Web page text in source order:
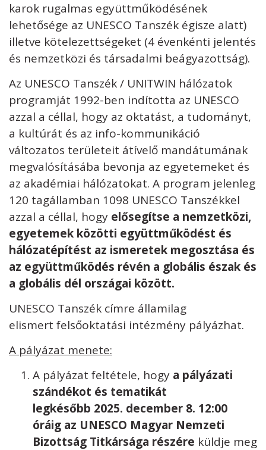
karok rugalmas együttműködésének
lehetősége az UNESCO Tanszék égisze alatt)
illetve kötelezettségeket (4 évenkénti jelentés
és nemzetközi és társadalmi beágyazottság).
Az UNESCO Tanszék / UNITWIN hálózatok
programját 1992-ben indította az UNESCO
azzal a céllal, hogy az oktatást, a tudományt,
a kultúrát és az info-kommunikáció
változatos területeit átívelő mandátumának
megvalósításába bevonja az egyetemeket és
az akadémiai hálózatokat. A program jelenleg
120 tagállamban 1098 UNESCO Tanszékkel
azzal a céllal, hogy elősegítse a nemzetközi,
egyetemek közötti együttműködést és
hálózatépítést az ismeretek megosztása és
az együttműködés révén a globális észak és
a globális dél országai között.
UNESCO Tanszék címre államilag
elismert felsőoktatási intézmény pályázhat.
A pályázat menete:
A pályázat feltétele, hogy a pályázati
szándékot és tematikát
legkésőbb 2025. december 8. 12:00
óráig az UNESCO Magyar Nemzeti
Bizottság Titkársága részére küldje meg